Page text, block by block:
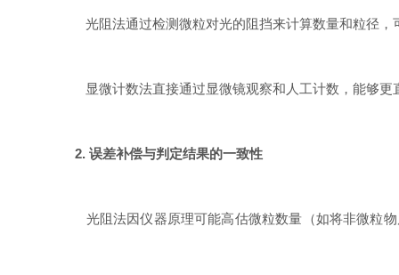
光阻法通过检测微粒对光的阻挡来计算数量和粒径
显微计数法直接通过显微镜观察和人工计数，能够
2. 误差补偿与判定结果的一致性
光阻法因仪器原理可能高估微粒数量（如将非微粒